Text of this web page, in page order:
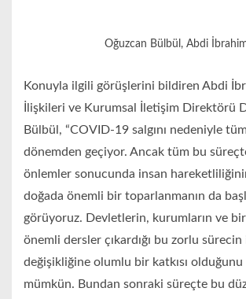
Oğuzcan Bülbül, Abdi
Konuyla ilgili görüşlerini bildiren Abdi
İlişkileri ve Kurumsal İletişim Direktörü
Bülbül, “COVID-19 salgını nedeniyle
dönemden geçiyor. Ancak tüm bu
önlemler sonucunda insan
doğada önemli bir toparlanmanın da
görüyoruz. Devletlerin, kurumların ve
önemli dersler çıkardığı bu zorlu
değişikliğine olumlu bir katkısı olduğunu
mümkün. Bundan sonraki süreçte bu